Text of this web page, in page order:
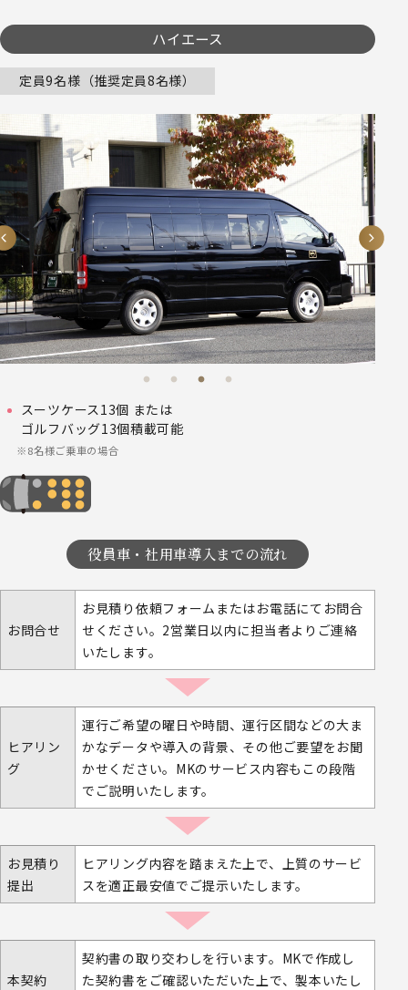
ハイエース
定員9名様（推奨定員8名様）
スーツケース13個 または
ゴルフバッグ13個積載可能
8名様ご乗車の場合
役員車・社用車導入までの流れ
お問合せ
お見積り依頼フォームまたはお電話にてお問合
せください。2営業日以内に担当者よりご連絡
いたします。
ヒアリン
グ
運行ご希望の曜日や時間、運行区間などの大ま
かなデータや導入の背景、その他ご要望をお聞
かせください。MKのサービス内容もこの段階
でご説明いたします。
お見積り
提出
ヒアリング内容を踏まえた上で、上質のサービ
スを適正最安値でご提示いたします。
本契約
契約書の取り交わしを行います。MKで作成し
た契約書をご確認いただいた上で、製本いたし